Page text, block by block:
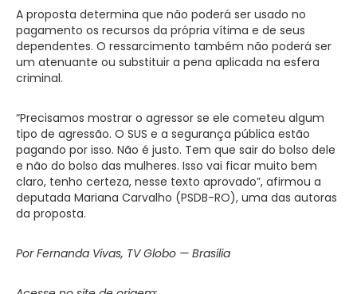
A proposta determina que não poderá ser usado no
pagamento os recursos da própria vítima e de seus
dependentes. O ressarcimento também não poderá ser
um atenuante ou substituir a pena aplicada na esfera
criminal.
“Precisamos mostrar o agressor se ele cometeu algum
tipo de agressão. O SUS e a segurança pública estão
pagando por isso. Não é justo. Tem que sair do bolso dele
e não do bolso das mulheres. Isso vai ficar muito bem
claro, tenho certeza, nesse texto aprovado”, afirmou a
deputada Mariana Carvalho (PSDB-RO), uma das autoras
da proposta.
Por Fernanda Vivas, TV Globo — Brasília